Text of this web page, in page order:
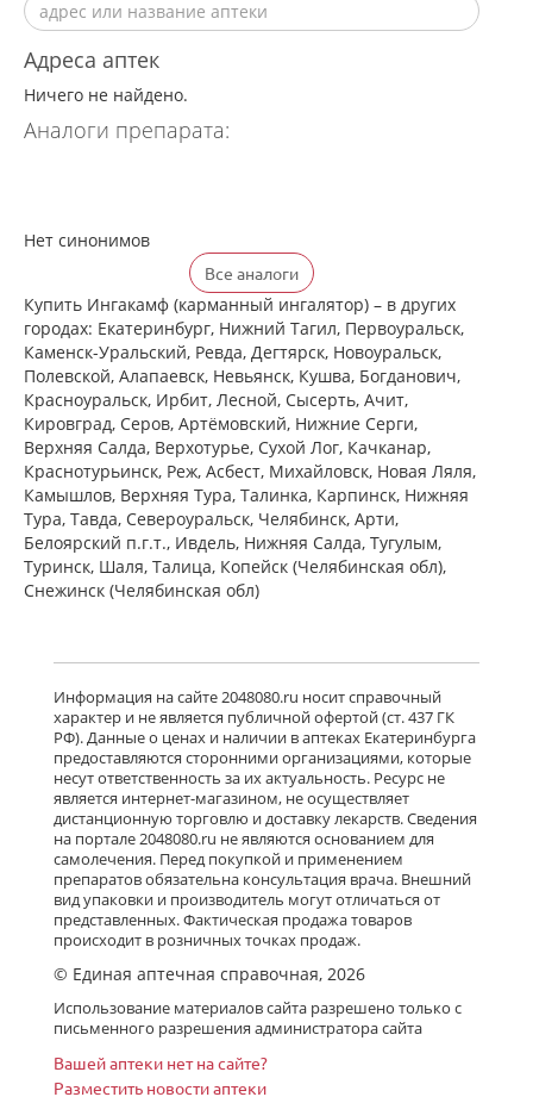
Адреса аптек
Ничего не найдено.
Аналоги препарата:
Нет синонимов
Все аналоги
Купить Ингакамф (карманный ингалятор) – в других
городах: Екатеринбург, Нижний Тагил, Первоуральск,
Каменск-Уральский, Ревда, Дегтярск, Новоуральск,
Полевской, Алапаевск, Невьянск, Кушва, Богданович,
Красноуральск, Ирбит, Лесной, Сысерть, Ачит,
Кировград, Серов, Артёмовский, Нижние Cерги,
Верхняя Салда, Верхотурье, Сухой Лог, Качканар,
Краснотурьинск, Реж, Асбест, Михайловск, Новая Ляля,
Камышлов, Верхняя Тура, Талинка, Карпинск, Нижняя
Тура, Тавда, Североуральск, Челябинск, Арти,
Белоярский п.г.т., Ивдель, Нижняя Салда, Тугулым,
Туринск, Шаля, Талица, Копейск (Челябинская обл),
Снежинск (Челябинская обл)
Информация на сайте 2048080.ru носит справочный
характер и не является публичной офертой (ст. 437 ГК
РФ). Данные о ценах и наличии в аптеках Екатеринбурга
предоставляются сторонними организациями, которые
несут ответственность за их актуальность. Ресурс не
является интернет-магазином, не осуществляет
дистанционную торговлю и доставку лекарств. Сведения
на портале 2048080.ru не являются основанием для
самолечения. Перед покупкой и применением
препаратов обязательна консультация врача. Внешний
вид упаковки и производитель могут отличаться от
представленных. Фактическая продажа товаров
происходит в розничных точках продаж.
© Единая аптечная справочная, 2026
Использование материалов сайта разрешено только с
письменного разрешения администратора сайта
Вашей аптеки нет на сайте?
Разместить новости аптеки